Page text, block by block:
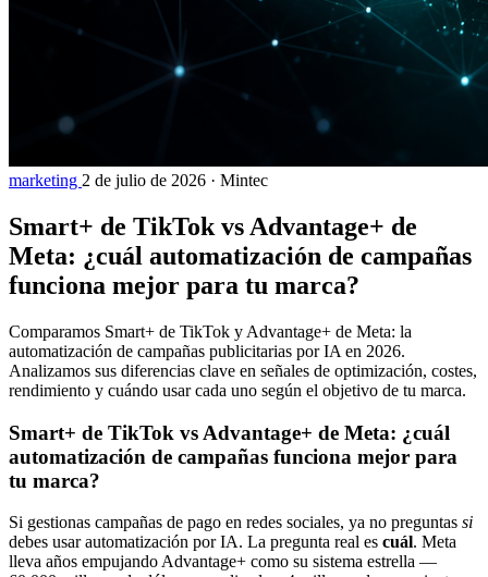
marketing 2 de julio de 2026 · Mintec
Smart+ de TikTok vs Advantage+ de
Meta: ¿cuál automatización de campañas
funciona mejor para tu marca?
Comparamos Smart+ de TikTok y Advantage+ de Meta: la
automatización de campañas publicitarias por IA en 2026.
Analizamos sus diferencias clave en señales de optimización, costes,
rendimiento y cuándo usar cada uno según el objetivo de tu marca.
Smart+ de TikTok vs Advantage+ de Meta: ¿cuál
automatización de campañas funciona mejor para
tu marca?
Si gestionas campañas de pago en redes sociales, ya no preguntas si
debes usar automatización por IA. La pregunta real es cuál. Meta
lleva años empujando Advantage+ como su sistema estrella —